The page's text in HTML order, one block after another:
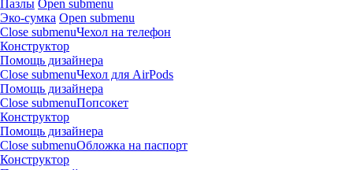
Пазлы Open submenu
Эко-сумка Open submenu
Close submenuЧехол на телефон
Конструктор
Помощь дизайнера
Close submenuЧехол для AirPods
Помощь дизайнера
Close submenuПопсокет
Конструктор
Помощь дизайнера
Close submenuОбложка на паспорт
Конструктор